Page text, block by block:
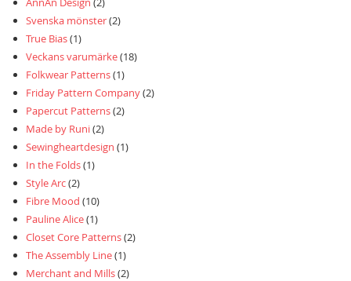
Svenska mönster(2)
True Bias(1)
Veckans varumärke(18)
Folkwear Patterns(1)
Friday Pattern Company(2)
Papercut Patterns(2)
Made by Runi(2)
Sewingheartdesign (1)
In the Folds(1)
Style Arc(2)
Fibre Mood (10)
Pauline Alice(1)
Closet Core Patterns(2)
The Assembly Line(1)
Merchant and Mills(2)